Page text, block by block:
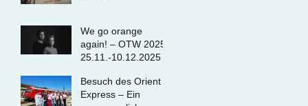
We go orange
again! – OTW 2025,
25.11.-10.12.2025
Besuch des Orient
Express – Ein